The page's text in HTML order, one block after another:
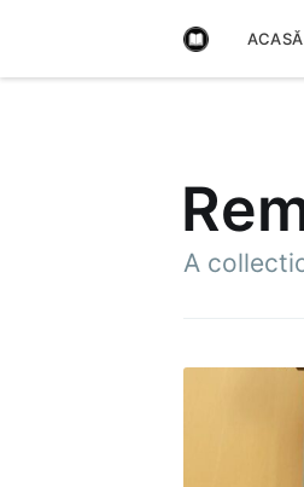
ACASĂ
A